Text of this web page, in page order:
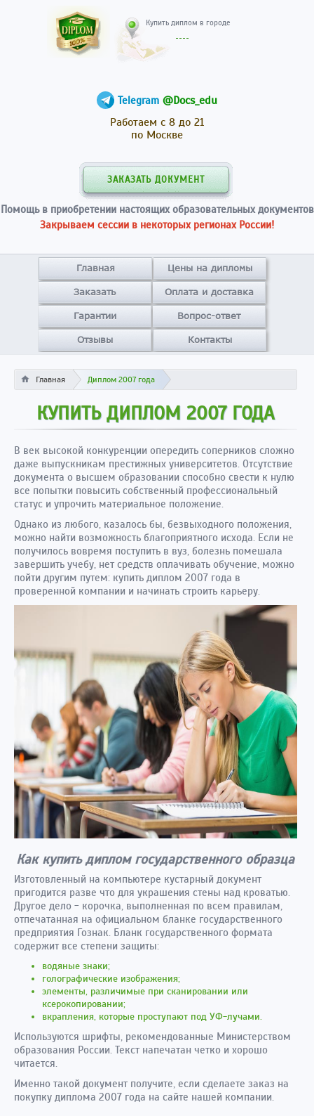
Telegram @Docs_edu
Работаем с 8 до 21
по Москве
ЗАКАЗАТЬ ДОКУМЕНТ
Помощь в приобретении настоящих образовательных документов
Закрываем сессии в некоторых регионах России!
Главная Цены на дипломы
Заказать Оплата и доставка
Гарантии Вопрос-ответ
Отзывы Контакты
Главная Диплом 2007 года
КУПИТЬ ДИПЛОМ 2007 ГОДА
В век высокой конкуренции опередить соперников сложно
даже выпускникам престижных университетов. Отсутствие
документа о высшем образовании способно свести к нулю
все попытки повысить собственный профессиональный
статус и упрочить материальное положение.
Однако из любого, казалось бы, безвыходного положения,
можно найти возможность благоприятного исхода. Если не
получилось вовремя поступить в вуз, болезнь помешала
завершить учебу, нет средств оплачивать обучение, можно
пойти другим путем: купить диплом 2007 года в
проверенной компании и начинать строить карьеру.
Как купить диплом государственного образца
Изготовленный на компьютере кустарный документ
пригодится разве что для украшения стены над кроватью.
Другое дело - корочка, выполненная по всем правилам,
отпечатанная на официальном бланке государственного
предприятия Гознак. Бланк государственного формата
содержит все степени защиты:
водяные знаки;
голографические изображения;
элементы, различимые при сканировании или
ксерокопировании;
вкрапления, которые проступают под УФ-лучами.
Используются шрифты, рекомендованные Министерством
образования России. Текст напечатан четко и хорошо
читается.
Именно такой документ получите, если сделаете заказ на
покупку диплома 2007 года на сайте нашей компании.